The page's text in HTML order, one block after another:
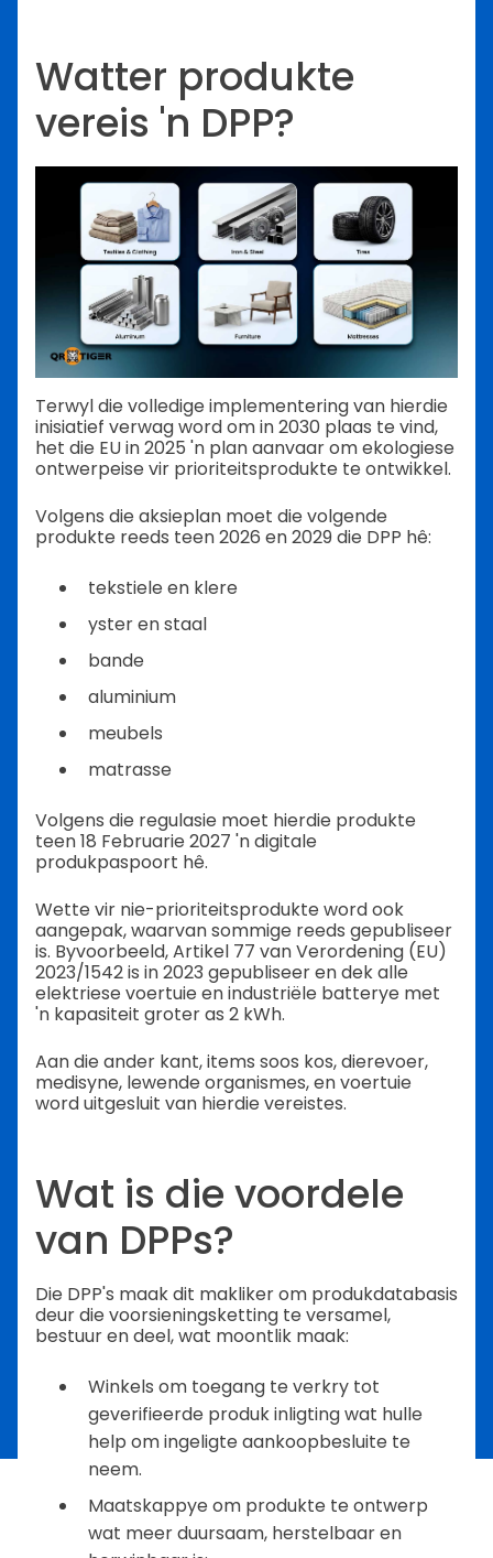
Watter produkte
vereis 'n DPP?
Terwyl die volledige implementering van hierdie
inisiatief verwag word om in 2030 plaas te vind,
het die EU in 2025 'n plan aanvaar om ekologiese
ontwerpeise vir prioriteitsprodukte te ontwikkel.
Volgens die aksieplan moet die volgende
produkte reeds teen 2026 en 2029 die DPP hê:
tekstiele en klere
yster en staal
bande
aluminium
meubels
matrasse
Volgens die regulasie moet hierdie produkte
teen 18 Februarie 2027 'n digitale
produkpaspoort hê.
Wette vir nie-prioriteitsprodukte word ook
aangepak, waarvan sommige reeds gepubliseer
is. Byvoorbeeld, Artikel 77 van Verordening (EU)
2023/1542 is in 2023 gepubliseer en dek alle
elektriese voertuie en industriële batterye met
'n kapasiteit groter as 2 kWh.
Aan die ander kant, items soos kos, dierevoer,
medisyne, lewende organismes, en voertuie
word uitgesluit van hierdie vereistes.
Wat is die voordele
van DPPs?
Die DPP's maak dit makliker om produkdatabasis
deur die voorsieningsketting te versamel,
bestuur en deel, wat moontlik maak:
Winkels om toegang te verkry tot
geverifieerde produk inligting wat hulle
help om ingeligte aankoopbesluite te
neem.
Maatskappye om produkte te ontwerp
wat meer duursaam, herstelbaar en